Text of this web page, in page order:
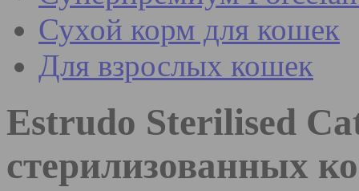
Сухой корм для кошек
Для взрослых кошек
Estrudo Sterilised
стерилизованных